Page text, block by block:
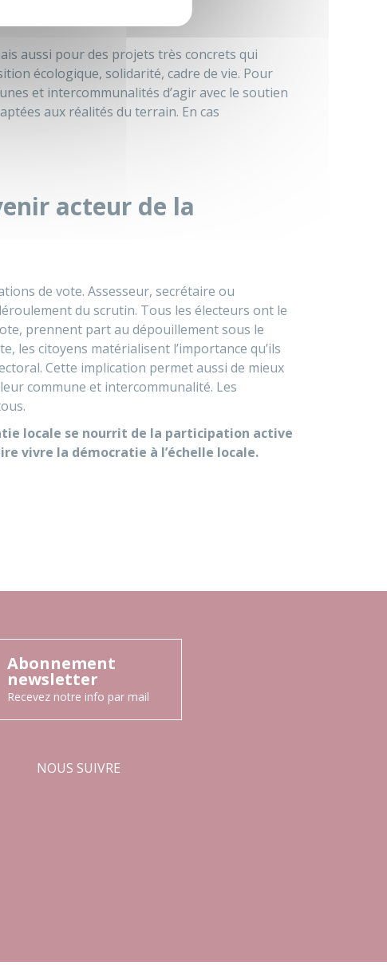
aussi pour des projets très concrets qui
écologique, solidarité, cadre de vie. Pour
et intercommunalités d’agir avec le soutien
aux réalités du terrain. En cas
acteur de la
de vote. Assesseur, secrétaire ou
du scrutin. Tous les électeurs ont le
prennent part au dépouillement sous le
les citoyens matérialisent l’importance qu’ils
Cette implication permet aussi de mieux
commune et intercommunalité. Les
locale se nourrit de la participation active
vivre la démocratie à l’échelle locale.
Abonnement
newsletter
Recevez notre info par mail
NOUS SUIVRE